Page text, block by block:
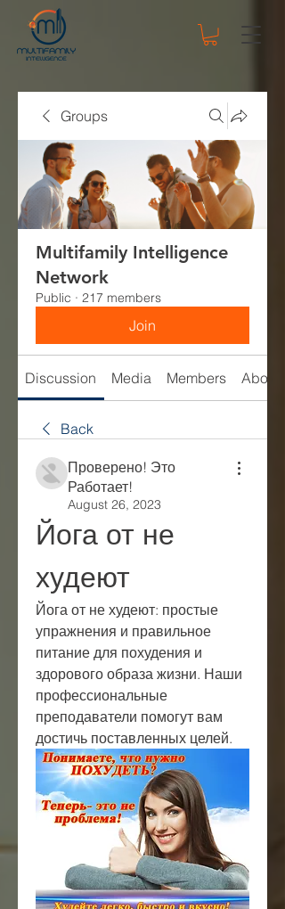
Groups
Multifamily Intelligence
Network
Public · 217 members
Join
Discussion Media Members About
Back
Проверено! Это
Работает!
August 26, 2023
Йога от не
худеют
Йога от не худеют: простые
упражнения и правильное
питание для похудения и
здорового образа жизни. Наши
профессиональные
преподаватели помогут вам
достичь поставленных целей.